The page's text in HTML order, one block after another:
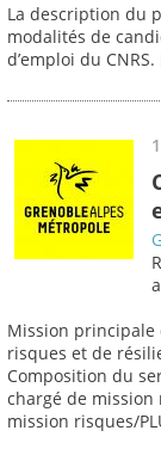
La description du
modalités de
d’emploi du CNRS.
Mission principale
risques et de
Composition du
chargé de mission
mission risques/